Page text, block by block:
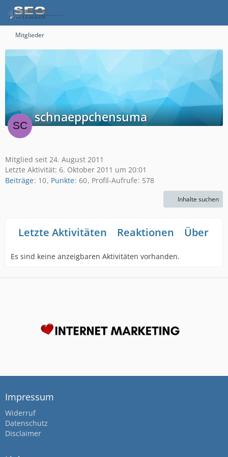
Mitglieder
schnaeppchensuma
Mitglied seit 24. August 2011
Letzte Aktivität: 6. Oktober 2011 um 20:01
Beiträge 10 Punkte 60 Profil-Aufrufe 578
Inhalte suchen
Letzte Aktivitäten Reaktionen Über
Es sind keine anzeigbaren Aktivitäten vorhanden.
Impressum
Widerruf
Datenschutz
Disclaimer